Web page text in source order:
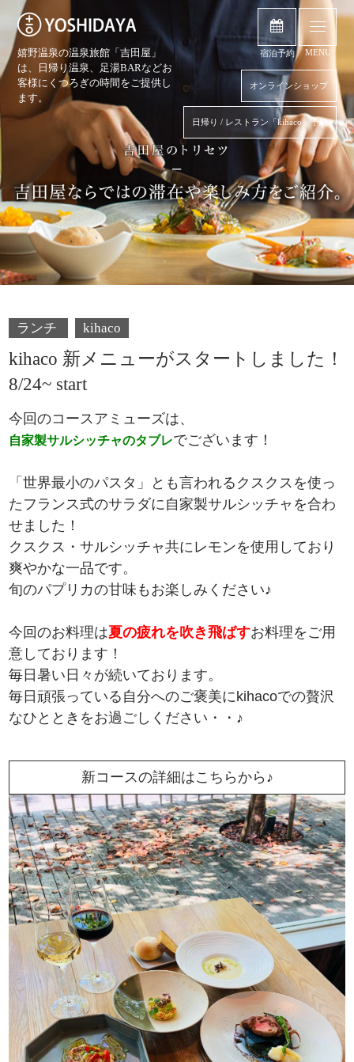
嬉野温泉の温泉旅館「吉田屋」
は、日帰り温泉、 足湯BARなどお
客様にくつろぎの時間をご提供し
ます。
オンラインショップ
日帰り / レストラン「kihaco」予約
宿泊予約 MENU
ランチ kihaco
kihaco 新メニューがスタートしました！
8/24~ start
今回のコースアミューズは、
自家製サルシッチャのタブレでございます！
「世界最小のパスタ」とも言われるクスクスを使っ
たフランス式のサラダに自家製サルシッチャを合わ
せました！
クスクス・サルシッチャ共にレモンを使用しており
爽やかな一品です。
旬のパプリカの甘味もお楽しみください♪
今回のお料理は夏の疲れを吹き飛ばすお料理をご用
意しております！
毎日暑い日々が続いております。
毎日頑張っている自分へのご褒美にkihacoでの贅沢
なひとときをお過ごしください・・♪
新コースの詳細はこちらから♪